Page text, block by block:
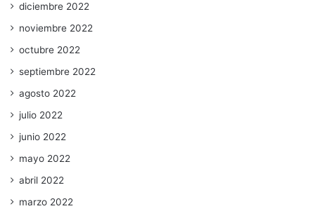
diciembre 2022
noviembre 2022
octubre 2022
septiembre 2022
agosto 2022
julio 2022
junio 2022
mayo 2022
abril 2022
marzo 2022